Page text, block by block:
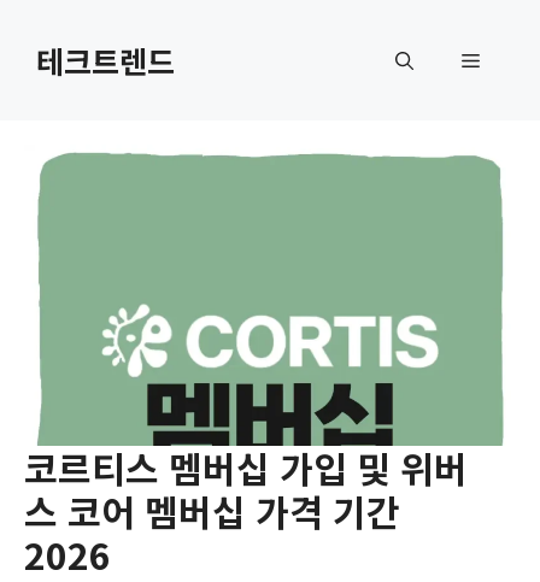
테크트렌드 메
코르티스 멤버십 가입 및 위버
스 코어 멤버십 가격 기간
2026